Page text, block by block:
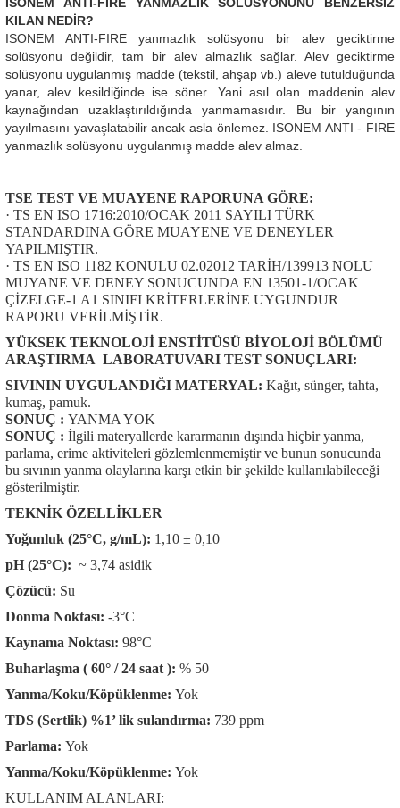
KILAN NEDİR?
ISONEM ANTI-FIRE yanmazlık solüsyonu bir alev geciktirme
solüsyonu değildir, tam bir alev almazlık sağlar. Alev geciktirme
solüsyonu uygulanmış madde (tekstil, ahşap vb.) aleve tutulduğunda
yanar, alev kesildiğinde ise söner. Yani asıl olan maddenin alev
kaynağından uzaklaştırıldığında yanmamasıdır. Bu bir yangının
yayılmasını yavaşlatabilir ancak asla önlemez. ISONEM ANTI - FIRE
yanmazlık solüsyonu uygulanmış madde alev almaz.
TSE TEST VE MUAYENE RAPORUNA GÖRE:
· TS EN ISO 1716:2010/OCAK 2011 SAYILI TÜRK
STANDARDINA GÖRE MUAYENE VE DENEYLER
YAPILMIŞTIR.
· TS EN ISO 1182 KONULU 02.02012 TARİH/139913 NOLU
MUYANE VE DENEY SONUCUNDA EN 13501-1/OCAK
ÇİZELGE-1 A1 SINIFI KRİTERLERİNE UYGUNDUR
RAPORU VERİLMİŞTİR.
YÜKSEK TEKNOLOJİ ENSTİTÜSÜ BİYOLOJİ BÖLÜMÜ
ARAŞTIRMA LABORATUVARI TEST SONUÇLARI:
SIVININ UYGULANDIĞI MATERYAL: Kağıt, sünger, tahta,
kumaş, pamuk.
SONUÇ : YANMA YOK
SONUÇ : İlgili materyallerde kararmanın dışında hiçbir yanma,
parlama, erime aktiviteleri gözlemlenmemiştir ve bunun sonucunda
bu sıvının yanma olaylarına karşı etkin bir şekilde kullanılabileceği
gösterilmiştir.
TEKNİK ÖZELLİKLER
Yoğunluk (25°C, g/mL): 1,10 ± 0,10
pH (25°C): ~ 3,74 asidik
Çözücü: Su
Donma Noktası: -3°C
Kaynama Noktası: 98°C
Buharlaşma ( 60° / 24 saat ): % 50
Yanma/Koku/Köpüklenme: Yok
TDS (Sertlik) %1’ lik sulandırma: 739 ppm
Parlama: Yok
Yanma/Koku/Köpüklenme: Yok
KULLANIM ALANLARI: